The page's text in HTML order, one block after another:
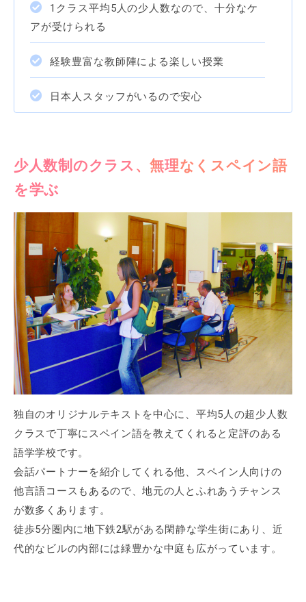
1クラス平均5人の少人数なので、十分なケ
アが受けられる
経験豊富な教師陣による楽しい授業
日本人スタッフがいるので安心
少人数制のクラス、無理なくスペイン語
を学ぶ
独自のオリジナルテキストを中心に、平均5人の超少人数
クラスで丁寧にスペイン語を教えてくれると定評のある
語学学校です。
会話パートナーを紹介してくれる他、スペイン人向けの
他言語コースもあるので、地元の人とふれあうチャンス
が数多くあります。
徒歩5分圏内に地下鉄2駅がある閑静な学生街にあり、近
代的なビルの内部には緑豊かな中庭も広がっています。